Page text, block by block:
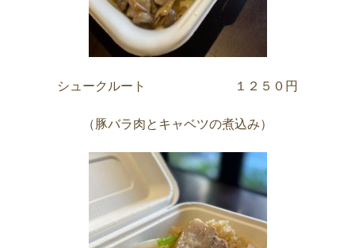
シュークルート １２５０円
（豚バラ肉とキャベツの煮込み）